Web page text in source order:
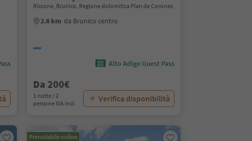
Riscone, Brunico, Regione dolomitica Plan de Corones
2.8 km da Brunico centro
Alto Adige Guest Pass
Da 200€
1 notte / 2
persone IVA incl.
Verifica disponibilità
Prenotabile online